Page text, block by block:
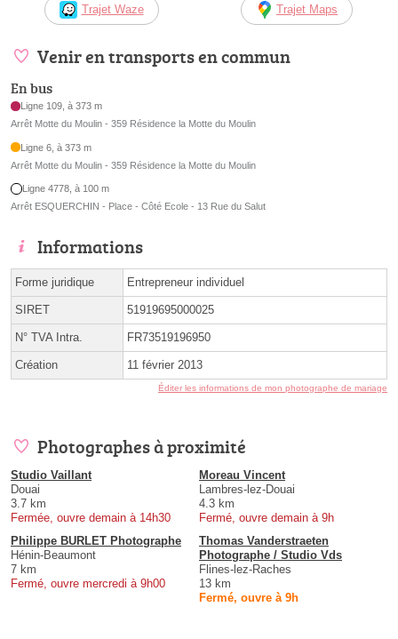
Trajet Waze Trajet Maps
Venir en transports en commun
En bus
Ligne 109, à 373 m
Arrêt Motte du Moulin - 359 Résidence la Motte du Moulin
Ligne 6, à 373 m
Arrêt Motte du Moulin - 359 Résidence la Motte du Moulin
Ligne 4778, à 100 m
Arrêt ESQUERCHIN - Place - Côté Ecole - 13 Rue du Salut
Informations
Forme juridique Entrepreneur individuel
SIRET 51919695000025
N° TVA Intra. FR73519196950
Création 11 février 2013
Éditer les informations de mon photographe de mariage
Photographes à proximité
Studio Vaillant
Douai
3.7 km
Fermée, ouvre demain à 14h30
Moreau Vincent
Lambres-lez-Douai
4.3 km
Fermé, ouvre demain à 9h
Philippe BURLET Photographe
Hénin-Beaumont
7 km
Fermé, ouvre mercredi à 9h00
Thomas Vanderstraeten
Photographe / Studio Vds
Flines-lez-Raches
13 km
Fermé, ouvre à 9h